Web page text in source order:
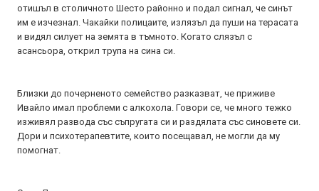
отишъл в столичното Шесто районно и подал сигнал, че синът
им е изчезнал. Чакайки полицаите, излязъл да пуши на терасата
и видял силует на земята в тъмното. Когато слязъл с
асансьора, открил трупа на сина си.
Близки до почерненото семейство разказват, че приживе
Ивайло имал проблеми с алкохола. Говори се, че много тежко
изживял развода със съпругата си и раздялата със синовете си.
Дори и психотерапевтите, които посещавал, не могли да му
помогнат.